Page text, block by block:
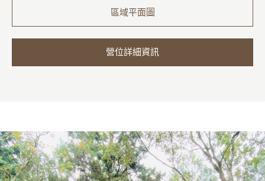
區域平面圖
營位詳細資訊
特色活動